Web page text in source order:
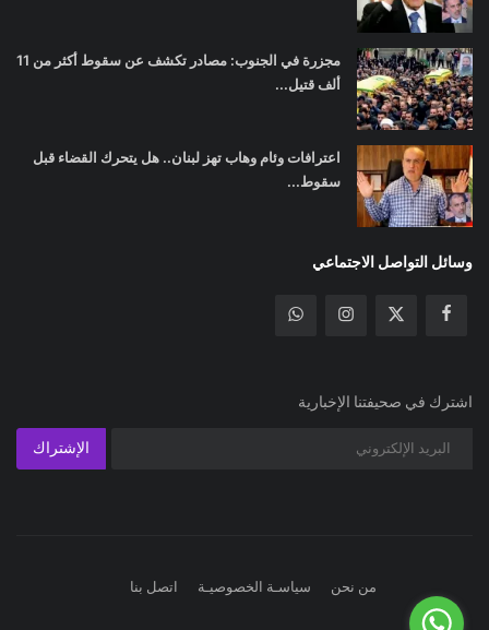
مجزرة في الجنوب: مصادر تكشف عن سقوط أكثر من 11
ألف قتيل...
اعترافات وئام وهاب تهز لبنان.. هل يتحرك القضاء قبل
سقوط...
وسائل التواصل الاجتماعي
اشترك في صحيفتنا الإخبارية
الإشتراك
من نحن سياسـة الخصوصيـة اتصل بنا